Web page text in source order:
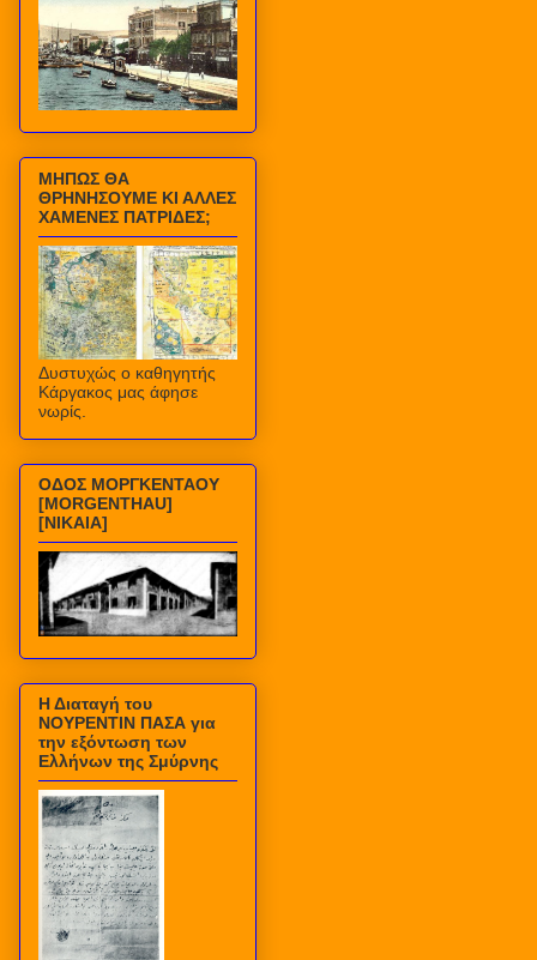
ΜΗΠΩΣ ΘΑ
ΘΡΗΝΗΣΟΥΜΕ ΚΙ ΑΛΛΕΣ
ΧΑΜΕΝΕΣ ΠΑΤΡΙΔΕΣ;
Δυστυχώς ο καθηγητής
Κάργακος μας άφησε
νωρίς.
ΟΔΟΣ ΜΟΡΓΚΕΝΤΑΟΥ
[MORGENTHAU]
[ΝΙΚΑΙΑ]
Η Διαταγή του
ΝΟΥΡΕΝΤΙΝ ΠΑΣΑ για
την εξόντωση των
Ελλήνων της Σμύρνης